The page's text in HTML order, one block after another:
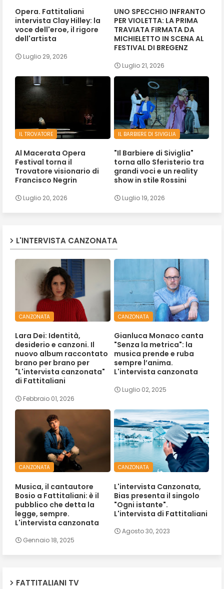
Opera. Fattitaliani
intervista Clay Hilley: la
voce dell'eroe, il rigore
dell'artista
Luglio 29, 2026
UNO SPECCHIO INFRANTO
PER VIOLETTA: LA PRIMA
TRAVIATA FIRMATA DA
MICHIELETTO IN SCENA AL
FESTIVAL DI BREGENZ
Luglio 21, 2026
IL TROVATORE
Al Macerata Opera
Festival torna il
Trovatore visionario di
Francisco Negrin
Luglio 20, 2026
IL BARBIERE DI SIVIGLIA
"Il Barbiere di Siviglia"
torna allo Sferisterio tra
grandi voci e un reality
show in stile Rossini
Luglio 19, 2026
L'INTERVISTA CANZONATA
CANZONATA
Lara Dei: Identità,
desiderio e canzoni. Il
nuovo album raccontato
brano per brano per
"L'intervista canzonata"
di Fattitaliani
Febbraio 01, 2026
CANZONATA
Gianluca Monaco canta
"Senza la metrica": la
musica prende e ruba
sempre l’anima.
L'intervista canzonata
Luglio 02, 2025
CANZONATA
Musica, il cantautore
Bosio a Fattitaliani: è il
pubblico che detta la
legge, sempre.
L'intervista canzonata
Gennaio 18, 2025
CANZONATA
L'intervista Canzonata,
Bias presenta il singolo
"Ogni istante".
L'intervista di Fattitaliani
Agosto 30, 2023
FATTITALIANI TV